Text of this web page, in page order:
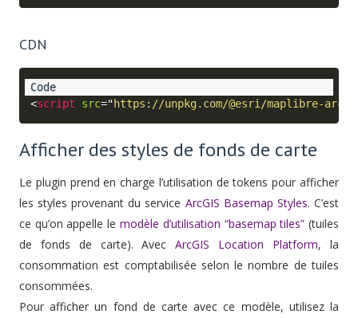
CDN
<script src="https://unpkg.com/@esri/maplibre-
Afficher des styles de fonds de carte
Le plugin prend en charge l’utilisation de tokens pour afficher
les styles provenant du service ArcGIS Basemap Styles. C’est
ce qu’on appelle le modèle d’utilisation “basemap tiles” (tuiles
de fonds de carte). AvecArcGIS Location Platform, la
consommation est comptabilisée selon le nombre de tuiles
consommées.
Pour afficher un fond de carte avec ce modèle, utilisez la